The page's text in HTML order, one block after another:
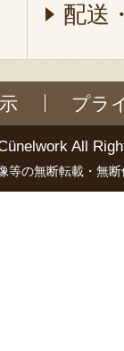
配送
プラ
All
等の無断転載・無